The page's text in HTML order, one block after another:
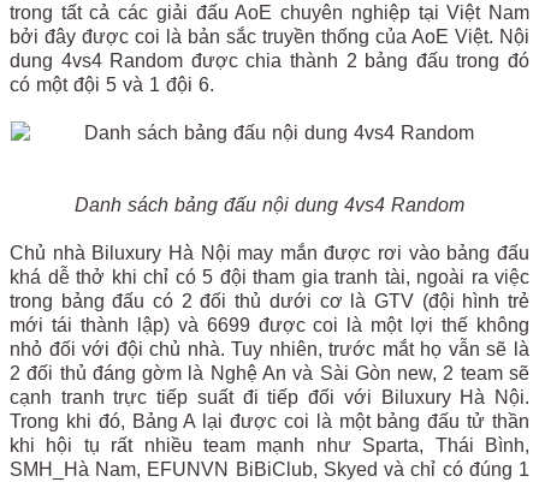
trong tất cả các giải đấu AoE chuyên nghiệp tại Việt Nam
bởi đây được coi là bản sắc truyền thống của AoE Việt. Nội
dung 4vs4 Random được chia thành 2 bảng đấu trong đó
có một đội 5 và 1 đội 6.
Danh sách bảng đấu nội dung 4vs4 Random
Chủ nhà Biluxury Hà Nội may mắn được rơi vào bảng đấu
khá dễ thở khi chỉ có 5 đội tham gia tranh tài, ngoài ra việc
trong bảng đấu có 2 đối thủ dưới cơ là GTV (đội hình trẻ
mới tái thành lập) và 6699 được coi là một lợi thế không
nhỏ đối với đội chủ nhà. Tuy nhiên, trước mắt họ vẫn sẽ là
2 đối thủ đáng gờm là Nghệ An và Sài Gòn new, 2 team sẽ
cạnh tranh trực tiếp suất đi tiếp đối với Biluxury Hà Nội.
Trong khi đó, Bảng A lại được coi là một bảng đấu tử thần
khi hội tụ rất nhiều team mạnh như Sparta, Thái Bình,
SMH_Hà Nam, EFUNVN BiBiClub, Skyed và chỉ có đúng 1